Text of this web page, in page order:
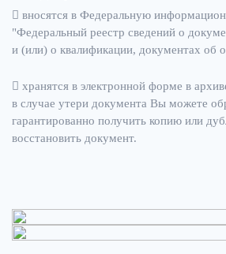
вносятся в Федеральную
"Федеральный реестр сведений о
и (или) о квалификации, документах об
хранятся в электронной форме в
в случае утери документа Вы можете
гарантированно получить копию или
восстановить документ.